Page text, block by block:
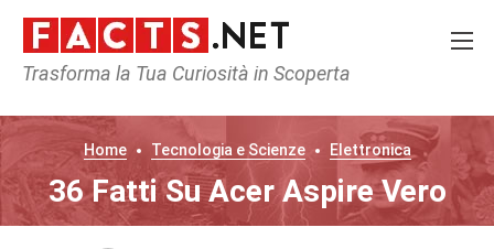
Trasforma la Tua Curiosità in Scoperta
Home Tecnologia e Scienze Elettronica
36 Fatti Su Acer Aspire Vero